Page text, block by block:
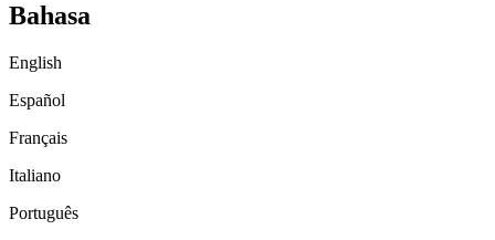
Bahasa
English
Español
Français
Italiano
Português